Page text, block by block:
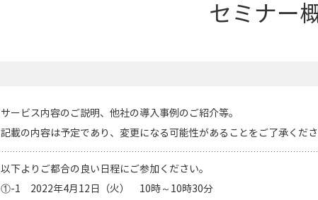
セミナー
サービス内容のご説明、他社の導入事例のご紹介等。
記載の内容は予定であり、変更になる可能性があることをご了承くださ
以下よりご都合の良い日程にご参加ください。
①-1 2022年4月12日（火） 10時～10時30分